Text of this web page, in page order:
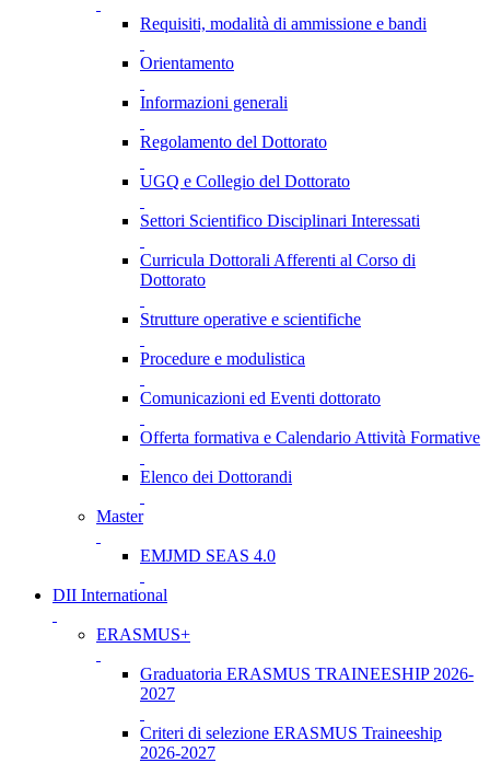
Requisiti, modalità di ammissione e bandi
Orientamento
Informazioni generali
Regolamento del Dottorato
UGQ e Collegio del Dottorato
Settori Scientifico Disciplinari Interessati
Curricula Dottorali Afferenti al Corso di
Dottorato
Strutture operative e scientifiche
Procedure e modulistica
Comunicazioni ed Eventi dottorato
Offerta formativa e Calendario Attività Formative
Elenco dei Dottorandi
Master
EMJMD SEAS 4.0
DII International
ERASMUS+
Graduatoria ERASMUS TRAINEESHIP 2026-
2027
Criteri di selezione ERASMUS Traineeship
2026-2027